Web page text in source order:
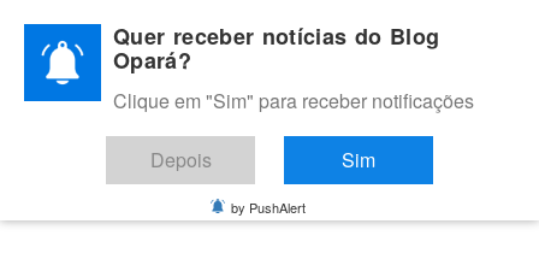
content
BLOG OPARÁ
Melhores notícias de Juazeiro, Petrolina e do Vale do São
Francisco
Quer receber notícias do Blog
Opará?
Clique em "Sim" para receber notificações
Depois Sim
by PushAlert